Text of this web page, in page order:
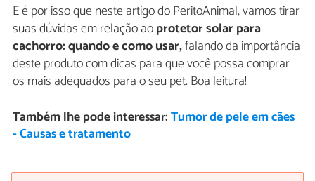
E é por isso que neste artigo do PeritoAnimal, vamos tirar
suas dúvidas em relação aoprotetor solar para
cachorro: quando e como usar,falando da importância
deste produto com dicas para que você possa comprar
os mais adequados para o seu pet. Boa leitura!
Também lhe pode interessar:Tumor de pele em cães
- Causas e tratamento